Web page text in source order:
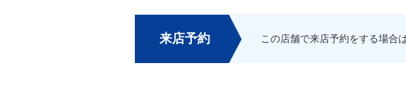
来店予約 この店舗で来店予約をする場合